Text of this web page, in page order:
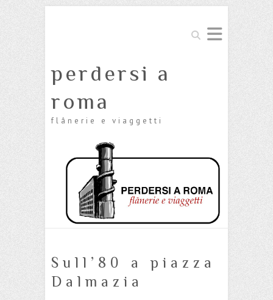
Cerca
perdersi a
roma
flânerie e viaggetti
Sull’80 a piazza
Dalmazia